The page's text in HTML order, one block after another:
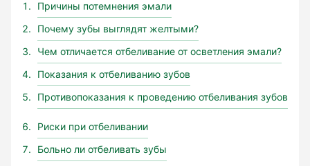
Причины потемнения эмали
Почему зубы выглядят желтыми?
Чем отличается отбеливание от осветления эмали?
Показания к отбеливанию зубов
Противопоказания к проведению отбеливания зубов
Риски при отбеливании
Больно ли отбеливать зубы